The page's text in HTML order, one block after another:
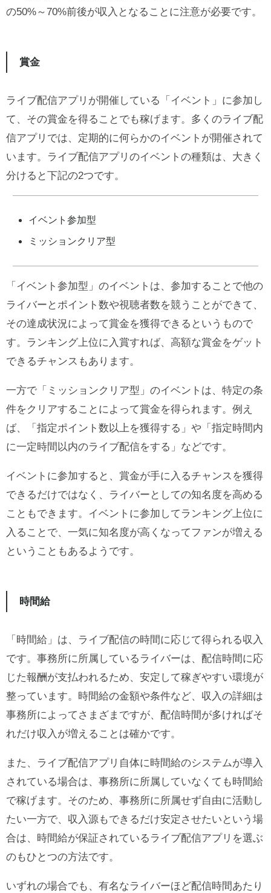
の50%～70%前後が収入となることに注意が必要です。
賞金
ライブ配信アプリが開催している「イベント」に参加し
て、その賞金を得ることでも稼げます。多くのライブ配
信アプリでは、定期的に何らかのイベントが開催されて
います。ライブ配信アプリのイベントの種類は、大きく
分けると下記の2つです。
イベント参加型
ミッションクリア型
「イベント参加型」のイベントは、参加することで他の
ライバーとポイント数や視聴者数を競うことができて、
その達成状況によって賞金を獲得できるというもので
す。ランキング上位に入賞すれば、高額な賞金をゲット
できるチャンスもあります。
一方で「ミッションクリア型」のイベントは、特定の条
件をクリアすることによって賞金を得られます。例え
ば、「指定ポイント数以上を獲得する」や「指定時間内
に一定時間以内のライブ配信をする」などです。
イベントに参加すると、賞金が手に入るチャンスを獲得
できるだけではなく、ライバーとしての知名度を高める
こともできます。イベントに参加してランキング上位に
入ることで、一気に知名度が高くなってファンが増える
ということもあるようです。
時間給
「時間給」は、ライブ配信の時間に応じて得られる収入
です。事務所に所属しているライバーは、配信時間に応
じた報酬が支払われるため、安定して稼ぎやすい環境が
整っています。時間給の金額や条件など、収入の詳細は
事務所によってさまざまですが、配信時間が多ければそ
れだけ収入が増えることは確かです。
また、ライブ配信アプリ自体に時間給のシステムが導入
されている場合は、事務所に所属していなくても時間給
で稼げます。そのため、事務所に所属せず自由に活動し
たい一方で、収入源もできるだけ安定させたいという場
合は、時間給が保証されているライブ配信アプリを選ぶ
のもひとつの方法です。
いずれの場合でも、有名なライバーほど配信時間あたり